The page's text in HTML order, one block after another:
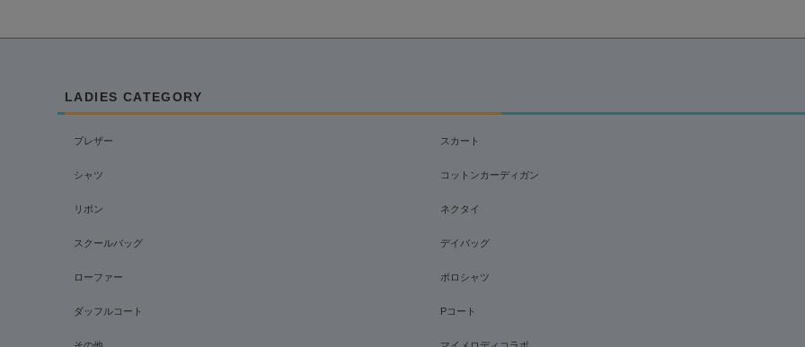
LADIES CATEGORY
ブレザー スカート
シャツ コットンカーディガン
リボン ネクタイ
スクールバッグ デイバッグ
ローファー ポロシャツ
ダッフルコート Pコート